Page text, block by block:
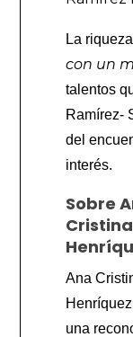
La
con un
talentos
Ramírez-
del
interés.
Sobre
Cristina
Ana
una